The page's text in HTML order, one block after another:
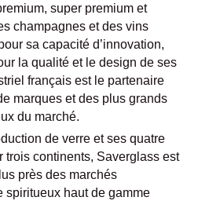
super premium et
champagnes et des vins
sa capacité d’innovation,
la qualité et le design de ses
français est le partenaire
marques et des plus grands
du marché.
de verre et ses quatre
trois continents, Saverglass est
près des marchés
spiritueux haut de gamme